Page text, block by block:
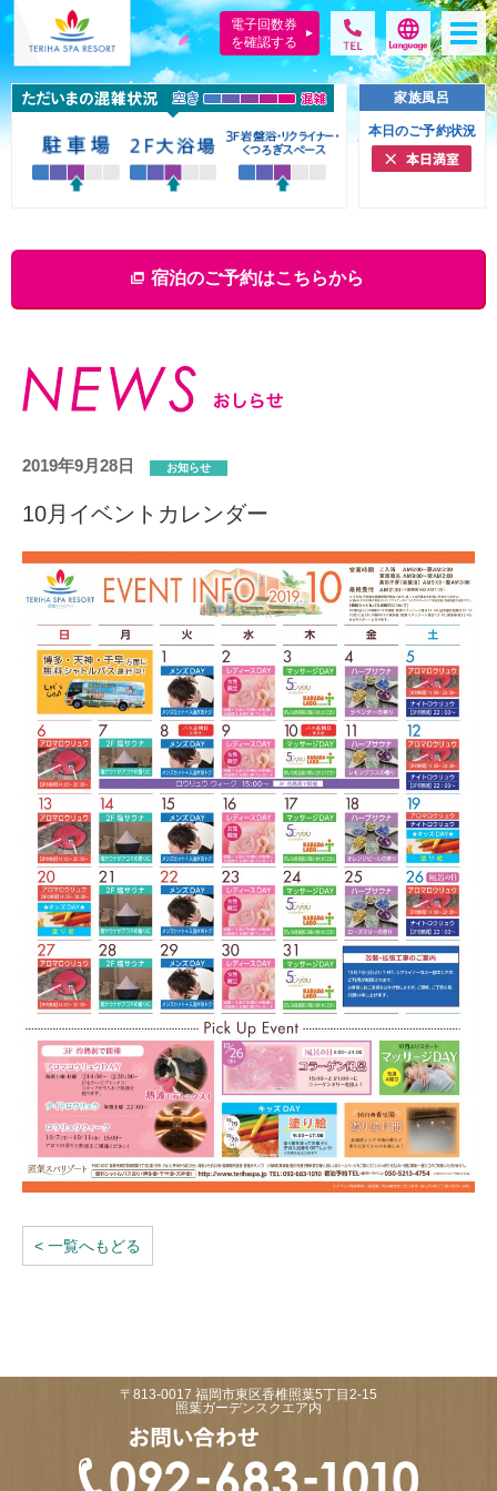
宿泊のご予約はこちらから
家族風呂
本日のご予約状況
電子回数券
を確認する
2019年9月28日 お知らせ
10月イベントカレンダー
< 一覧へもどる
〒813-0017 福岡市東区香椎照葉5丁目2-15
照葉ガーデンスクエア内